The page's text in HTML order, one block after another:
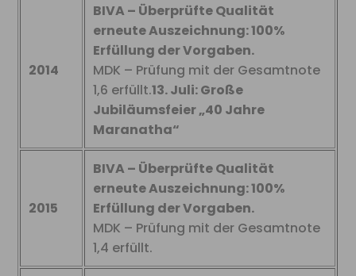
2014
BIVA – Überprüfte Qualität
erneute Auszeichnung: 100%
Erfüllung der Vorgaben.
MDK – Prüfung mit der Gesamtnote
1,6 erfüllt.13. Juli: Große
Jubiläumsfeier „40 Jahre
Maranatha“
2015
BIVA – Überprüfte Qualität
erneute Auszeichnung: 100%
Erfüllung der Vorgaben.
MDK – Prüfung mit der Gesamtnote
1,4 erfüllt.